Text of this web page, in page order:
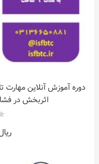
دوره آموزش آنلاین
اثربخش در